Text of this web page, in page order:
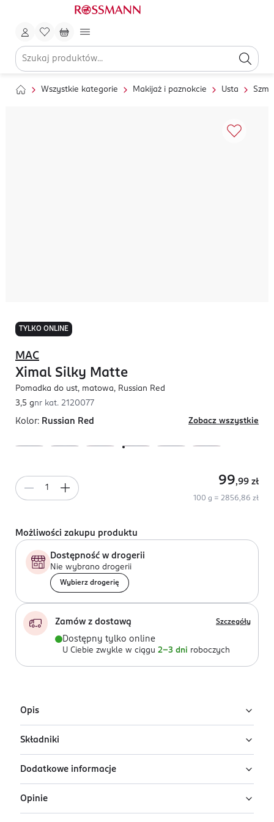
Wszystkie kategorie Makijaż i paznokcie Usta
TYLKO ONLINE
MAC
Ximal Silky Matte
Pomadka do ust, matowa, Russian Red
3,5 gnr kat. 2120077
Kolor: Russian Red Zobacz wszystkie
99,99 zł
100 g = 2856,86 zł
Możliwości zakupu produktu
Dostępność w drogerii
Nie wybrano drogerii
Wybierz drogerię
Zamów z dostawą Szczegóły
Dostępny tylko online
U Ciebie zwykle w ciągu 2-3 dni roboczych
Opis
Matowa pomadka do ust MAC Ximal Silky
Matte w odcieniu Russian Red
Składniki
Ingredients: : OCTYLDODECANOL, NEOPENTYL GLYCOL
DIHEPTANOATE, SYNTHETIC WAX, PENTAERYTHRITYL
TETRAISOSTEARATE, TRIMETHYLPENTANEDIOL/ADIPIC
ACID/GLYCERIN CROSSPOLYMER, SILICA,
Dodatkowe informacje
PRZYGOTOWANIE I STOSOWANIE
Nałóż pomadkę bezpośrednio na usta. Nałóż pomadkę
Opinie